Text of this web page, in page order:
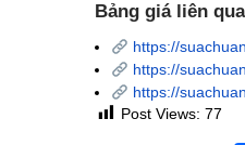
Bảng giá liên
https://
https://
https://
Post Views: 77